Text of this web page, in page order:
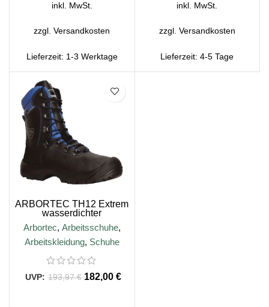
inkl. MwSt.
zzgl.Versandkosten
Lieferzeit: 1-3 Werktage
inkl. MwSt.
zzgl. Versandkosten
Lieferzeit:4-5 Tage
ARBORTEC TH12 Extrem
wasserdichter
Kettensägenstiefel der
Klasse 2
Arbortec, Arbeitsschuhe,
Arbeitskleidung, Schuhe
193,97€ 182,00€